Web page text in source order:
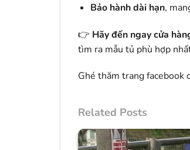
Bảo hành dài hạn,
👉 Hãy đến ngay cửa
tìm ra mẫu tủ phù hợp
Ghé thăm trang facebook
Related Posts